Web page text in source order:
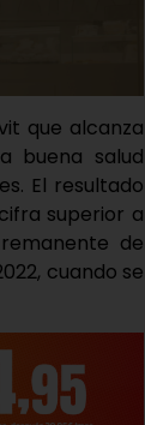
que alcanza
buena salud
El resultado
superior a
de
cuando se